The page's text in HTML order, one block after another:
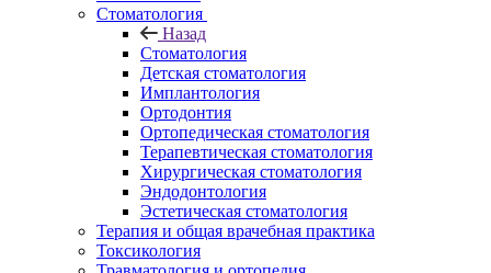
Стоматология
Назад
Стоматология
Детская стоматология
Имплантология
Ортодонтия
Ортопедическая стоматология
Терапевтическая стоматология
Хирургическая стоматология
Эндодонтология
Эстетическая стоматология
Терапия и общая врачебная практика
Токсикология